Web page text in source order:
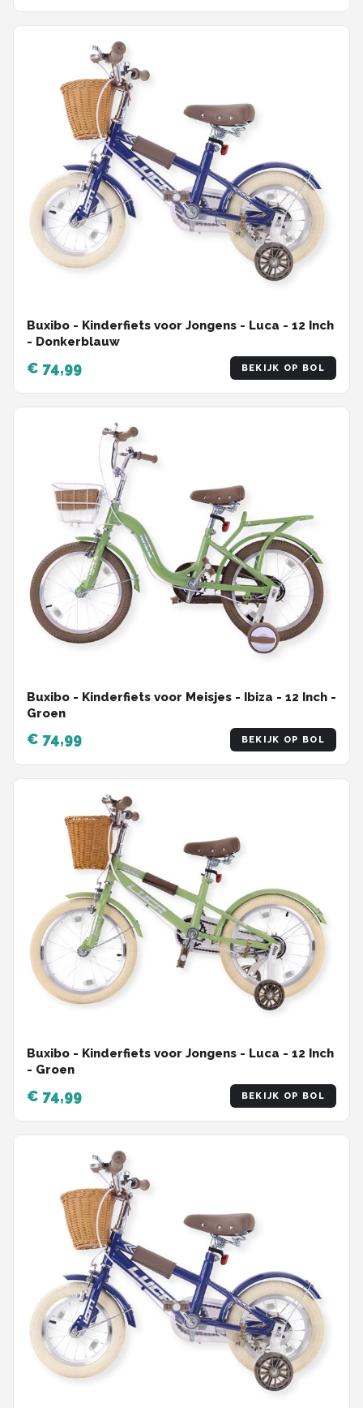
Buxibo - Kinderfiets voor Jongens - Luca - 12 Inch
- Donkerblauw
€ 74,99 BEKIJK OP BOL
Buxibo - Kinderfiets voor Meisjes - Ibiza - 12 Inch -
Groen
€ 74,99 BEKIJK OP BOL
Buxibo - Kinderfiets voor Jongens - Luca - 12 Inch
- Groen
€ 74,99 BEKIJK OP BOL